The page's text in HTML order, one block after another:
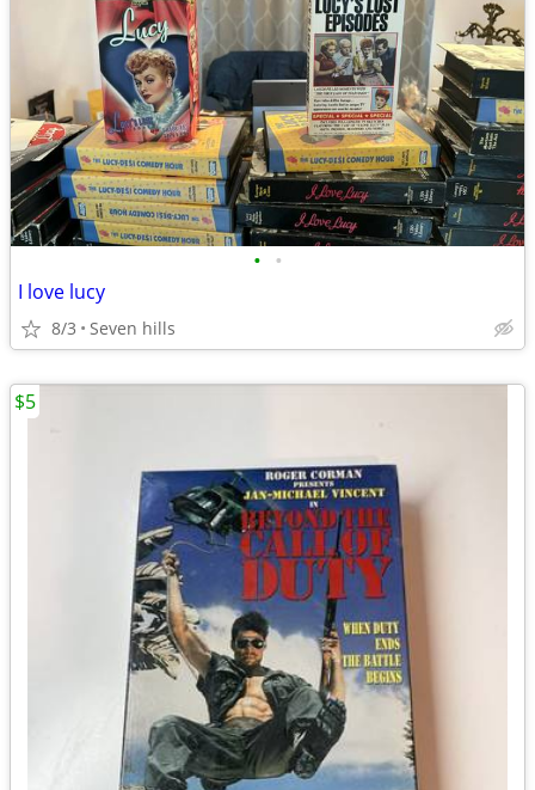
• •
I love lucy
8/3 Seven hills
$5